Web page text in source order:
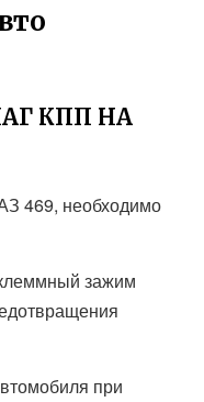
КПП НА
469, необходимо
зажим
при